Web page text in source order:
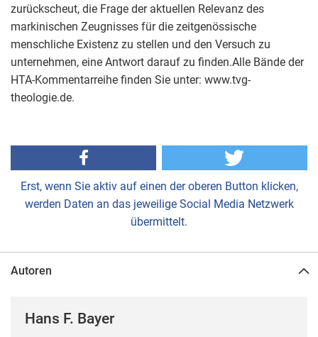
zurückscheut, die Frage der aktuellen Relevanz des
markinischen Zeugnisses für die zeitgenössische
menschliche Existenz zu stellen und den Versuch zu
unternehmen, eine Antwort darauf zu finden.Alle Bände der
HTA-Kommentarreihe finden Sie unter: www.tvg-
theologie.de.
Erst, wenn Sie aktiv auf einen der oberen Button klicken,
werden Daten an das jeweilige Social Media Netzwerk
übermittelt.
Autoren
Hans F. Bayer